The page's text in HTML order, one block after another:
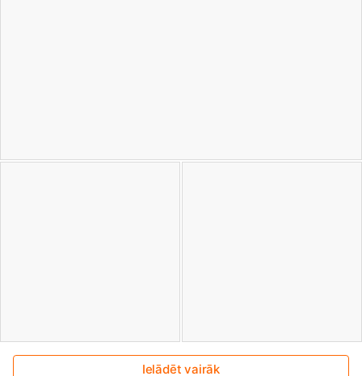
Ielādēt vairāk